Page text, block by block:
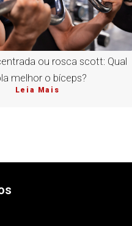
ou rosca scott: Qual
melhor o bíceps?
Leia Mais